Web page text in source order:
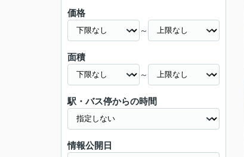
価格
～
面積
～
駅・バス停からの時間
情報公開日